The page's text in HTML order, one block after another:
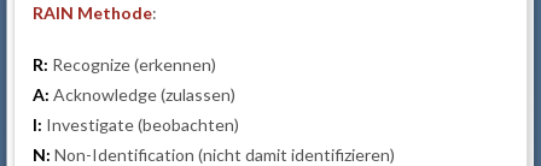
RAIN Methode:
R: Recognize (erkennen)
A: Acknowledge (zulassen)
I: Investigate (beobachten)
N: Non-Identification (nicht damit identifizieren)